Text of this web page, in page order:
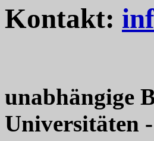
Kontakt:
unabhängige
Universitäten